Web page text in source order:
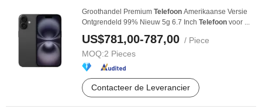
Groothandel Premium Telefoon Amerikaanse Versie
Ontgrendeld 99% Nieuw 5g 6.7 Inch Telefoon voor ...
US$781,00-787,00 / Piece
MOQ:2 Pieces
Contacteer de Leverancier